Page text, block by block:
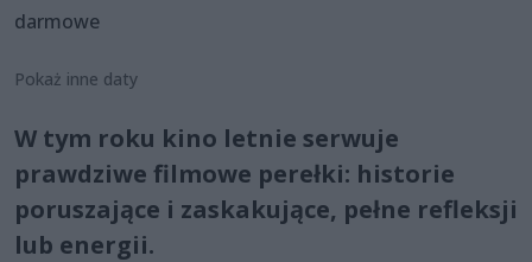
darmowe
Pokaż inne daty
W tym roku kino letnie serwuje
prawdziwe filmowe perełki: historie
poruszające i zaskakujące, pełne refleksji
lub energii.